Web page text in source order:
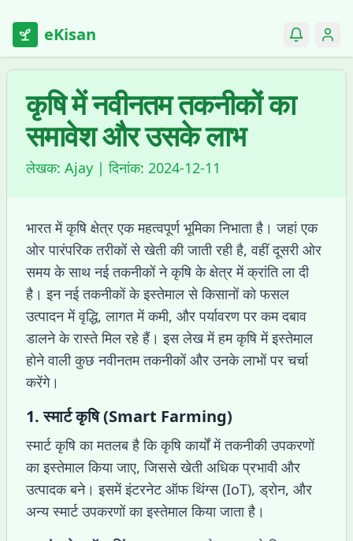
eKisan
कृषि में नवीनतम तकनीकों का
समावेश और उसके लाभ
लेखक: Ajay | दिनांक: 2024-12-11
भारत में कृषि क्षेत्र एक महत्वपूर्ण भूमिका निभाता है। जहां एक
ओर पारंपरिक तरीकों से खेती की जाती रही है, वहीं दूसरी ओर
समय के साथ नई तकनीकों ने कृषि के क्षेत्र में क्रांति ला दी
है। इन नई तकनीकों के इस्तेमाल से किसानों को फसल
उत्पादन में वृद्धि, लागत में कमी, और पर्यावरण पर कम दबाव
डालने के रास्ते मिल रहे हैं। इस लेख में हम कृषि में इस्तेमाल
होने वाली कुछ नवीनतम तकनीकों और उनके लाभों पर चर्चा
करेंगे।
1.स्मार्ट कृषि (Smart Farming)
स्मार्ट कृषि का मतलब है कि कृषि कार्यों में तकनीकी उपकरणों
का इस्तेमाल किया जाए, जिससे खेती अधिक प्रभावी और
उत्पादक बने। इसमें इंटरनेट ऑफ थिंग्स (IoT), ड्रोन, और
अन्य स्मार्ट उपकरणों का इस्तेमाल किया जाता है।